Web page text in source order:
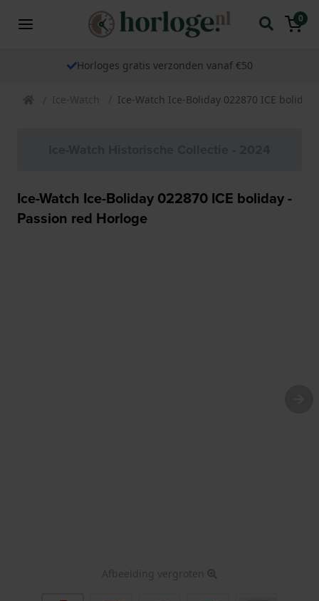
0
Horloges gratis verzonden vanaf €50
Ice-Watch Ice-Watch Ice-Boliday 022870 ICE
Ice-Watch Ice-Boliday 022870 ICE boliday -
Passion red Horloge
Afbeelding vergroten